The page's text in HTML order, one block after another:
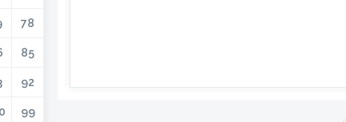
78
85
92
99